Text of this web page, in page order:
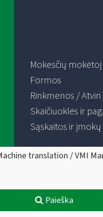
Mokesčių
Formos
Rinkmenos /
Skaičiuoklės ir
Sąskaitos ir
translation / VMI
Paieška